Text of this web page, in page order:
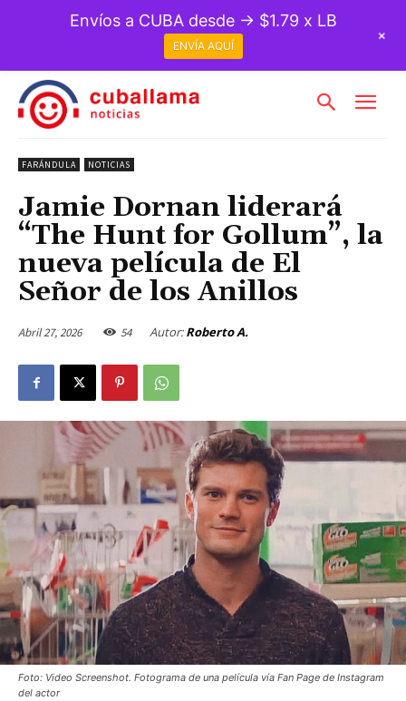
FARÁNDULA NOTICIAS
Jamie Dornan liderará
“The Hunt for Gollum”, la
nueva película de El
Señor de los Anillos
Abril 27, 2026 54 Autor: Roberto A.
Foto: Video Screenshot. Fotograma de una película vía Fan Page de Instagram
del actor
Envíos a CUBA desde → $1.79 x LB
ENVÍA AQUÍ
+